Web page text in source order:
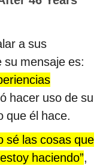
a sus
su mensaje es:
hacer uso de su
que él hace.
sé las cosas que
haciendo”,